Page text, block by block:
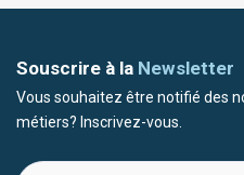
Souscrire à la Newsletter
Vous souhaitez être notifié des
métiers? Inscrivez-vous.